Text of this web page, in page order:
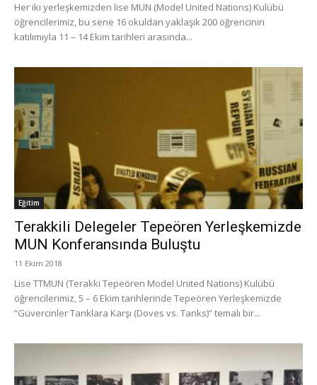
Her iki yerleşkemizden lise MUN (Model United Nations) Kulübü
öğrencilerimiz, bu sene 16 okuldan yaklaşık 200 öğrencinin
katılımıyla 11 – 14 Ekim tarihleri arasında...
Eğitim
Terakkili Delegeler Tepeören Yerleşkemizde
MUN Konferansında Buluştu
11 Ekim 2018
Lise TTMUN (Terakki Tepeören Model United Nations) Kulübü
öğrencilerimiz, 5 – 6 Ekim tarihlerinde Tepeören Yerleşkemizde
“Güvercinler Tanklara Karşı (Doves vs. Tanks)” temalı bir...